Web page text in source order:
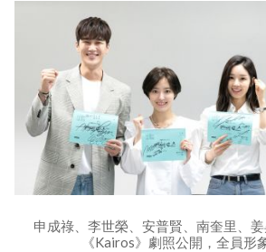
申成祿、李世榮、安普賢、南奎里、
《Kairos》劇照公開，全員形